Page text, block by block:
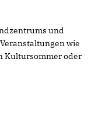
und
wie
Kultursommer oder